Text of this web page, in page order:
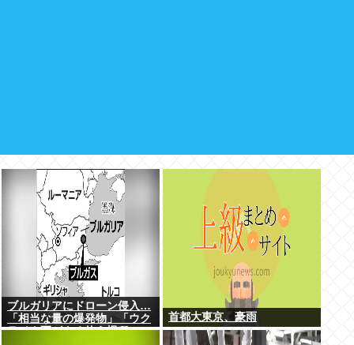
ブルガリアにドローン侵入…
「相当な量の爆発物」「ウク
ライナ軍がよく使う機種」
首都大東京、豪雨